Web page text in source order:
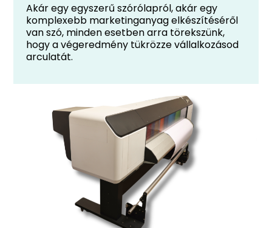
Akár egy egyszerű szórólapról, akár egy
komplexebb marketinganyag elkészítéséről
van szó, minden esetben arra törekszünk,
hogy a végeredmény tükrözze vállalkozásod
arculatát.